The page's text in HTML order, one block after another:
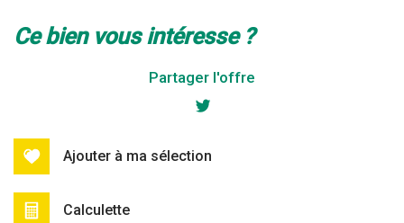
la ville de marpent (59164)
ce bien vous intéresse ?
Partager l'offre
Ajouter à ma sélection
Calculette